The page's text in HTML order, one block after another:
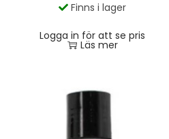
Finns i lager
Logga in för att se pris
Läs mer